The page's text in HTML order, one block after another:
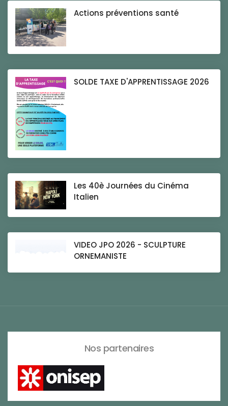
Actions préventions santé
SOLDE TAXE D'APPRENTISSAGE 2026
Les 40è Journées du Cinéma
Italien
VIDEO JPO 2026 - SCULPTURE
ORNEMANISTE
Nos partenaires